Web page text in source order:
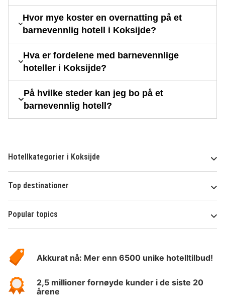
Hvor mye koster en overnatting på et
barnevennlig hotell i Koksijde?
Hva er fordelene med barnevennlige
hoteller i Koksijde?
På hvilke steder kan jeg bo på et
barnevennlig hotell?
Hotellkategorier i Koksijde
Top destinationer
Popular topics
Hotelspecials
Akkurat nå: Mer enn 6500 unike hotelltilbud!
2,5 millioner fornøyde kunder i de siste 20
årene